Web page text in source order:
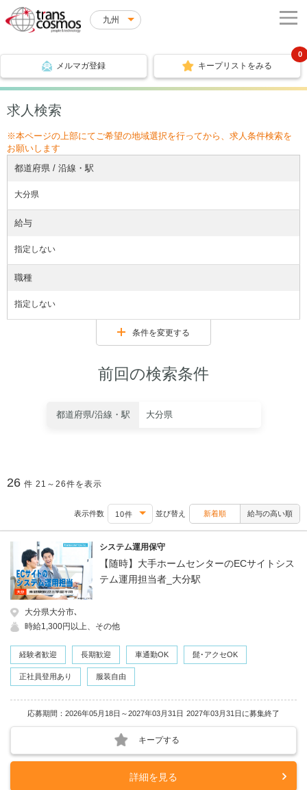
九州
メルマガ登録 キープリストをみる
0
求人検索
※本ページの上部にてご希望の地域選択を行ってから、求人条件検索を
お願いします
都道府県 / 沿線・駅
大分県
給与
指定しない
職種
指定しない
条件を変更する
前回の検索条件
都道府県/沿線・駅 大分県
26 件 21～26件を表示
表示件数 並び替え 新着順 給与の高い順
システム運用保守
【随時】大手ホームセンターのECサイトシス
テム運用担当者_大分駅
大分県大分市､
時給1,300円以上、その他
経験者歓迎 長期歓迎 車通勤OK 髭･アクセOK
正社員登用あり 服装自由
応募期間：2026年05月18日～2027年03月31日 2027年03月31日に募集終了
キープする
詳細を見る